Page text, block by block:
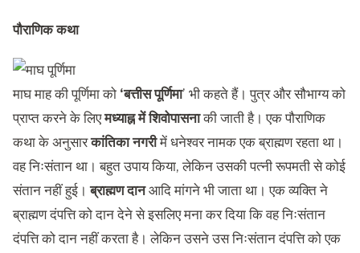
पौराणिक कथा
माघ माह की पूर्णिमा को ‘बत्तीस पूर्णिमा’ भी कहते हैं। पुत्र और सौभाग्य को
प्राप्त करने के लिएमध्याह्न में शिवोपासनाकी जाती है। एक पौराणिक
कथा के अनुसारकांतिका नगरीमें धनेश्वर नामक एक ब्राह्मण रहता था।
वह निःसंतान था। बहुत उपाय किया, लेकिन उसकी पत्नी रूपमती से कोई
संतान नहीं हुई। ब्राह्मण दानआदि मांगने भी जाता था। एक व्यक्ति ने
ब्राह्मण दंपत्ति को दान देने से इसलिए मना कर दिया कि वह निःसंतान
दंपत्ति को दान नहीं करता है। लेकिन उसने उस निःसंतान दंपत्ति को एक